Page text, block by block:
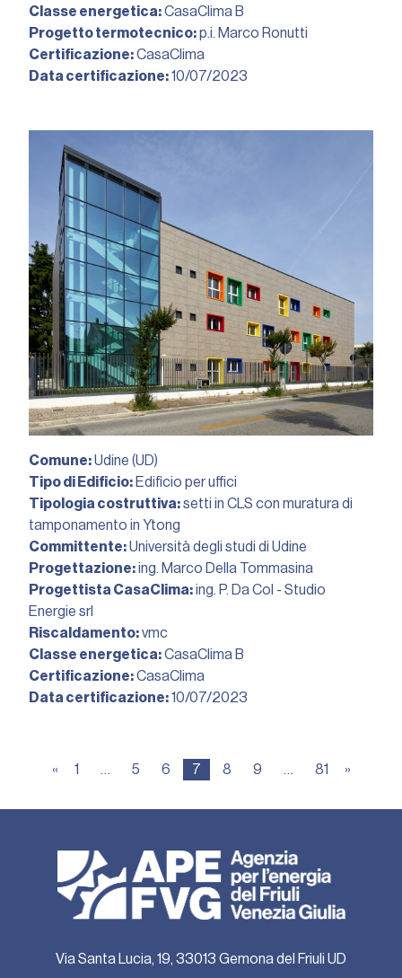
Classe energetica:CasaClima B
Progetto termotecnico:p.i. Marco Ronutti
Certificazione:CasaClima
Data certificazione:10/07/2023︎
Comune:Udine (UD)
Tipo di Edificio: Edificio per uffici
Tipologia costruttiva:setti in CLS con muratura di
tamponamento in Ytong
Committente:Università degli studi di Udine
Progettazione:ing. Marco Della Tommasina
Progettista CasaClima:ing. P. Da Col - Studio
Energie srl
Riscaldamento:vmc
Classe energetica:CasaClima B
Certificazione:CasaClima
Data certificazione:10/07/2023︎
« 1 … 5 6 7 8 9 … 81 »
Via Santa Lucia, 19, 33013 Gemona del Friuli UD